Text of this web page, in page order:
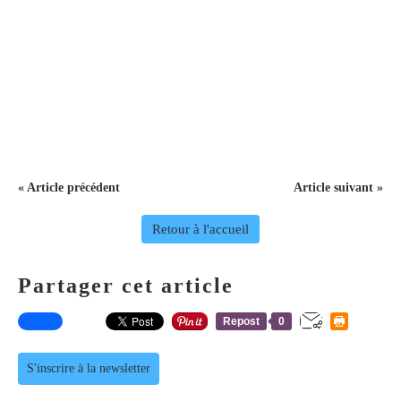
« Article précédent Article suivant »
Retour à l'accueil
Partager cet article
Repost 0
S'inscrire à la newsletter